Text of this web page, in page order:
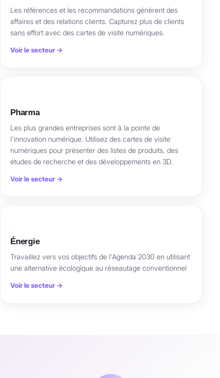
Les références et les recommandations génèrent des
affaires et des relations clients. Capturez plus de clients
sans effort avec des cartes de visite numériques.
Voir le secteur →
Pharma
Les plus grandes entreprises sont à la pointe de
l'innovation numérique. Utilisez des cartes de visite
numériques pour présenter des listes de produits, des
études de recherche et des développements en 3D.
Voir le secteur →
Énergie
Travaillez vers vos objectifs de l'Agenda 2030 en utilisant
une alternative écologique au réseautage conventionnel
Voir le secteur →